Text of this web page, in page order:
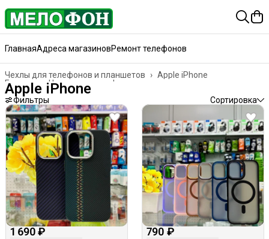
ГлавнаяАдреса магазиновРемонт телефонов
Apple iPhone
Чехлы для телефонов и планшетов
›
Чехлы для телефонов, планшетов, наушников
Главная
Apple iPhone
Фильтры Сортировка
1 690 ₽ 790 ₽